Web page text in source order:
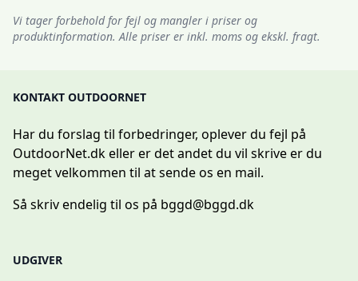
Vi tager forbehold for fejl og mangler i priser og
produktinformation. Alle priser er inkl. moms og ekskl. fragt.
KONTAKT OUTDOORNET
Har du forslag til forbedringer, oplever du fejl på
OutdoorNet.dk eller er det andet du vil skrive er du
meget velkommen til at sende os en mail.
Så skriv endelig til os på bggd@bggd.dk
UDGIVER